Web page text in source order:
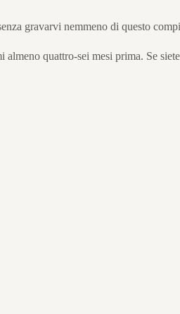
gravarvi nemmeno di questo
quattro-sei mesi prima. Se